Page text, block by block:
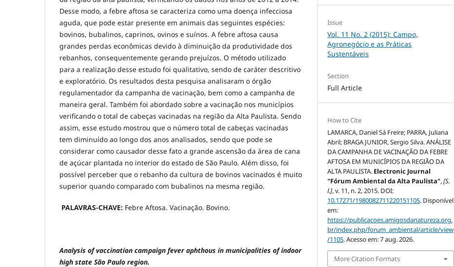
Desse modo, a febre aftosa se caracteriza como uma doença infecciosa
aguda, que pode estar presente em animais das seguintes espécies:
bovinos, bubalinos, caprinos, ovinos e suínos. A febre aftosa causa
grandes perdas econômicas devido à diminuição da produtividade dos
rebanhos, consequentemente gerando prejuízos. O método utilizado
para a realização desse estudo foi qualitativo, sendo de caráter descritivo
e exploratório. Os resultados desta pesquisa analisaram o órgão
regulamentador da campanha de vacinação, bem como a campanha de
maneira geral. Também foi abordado sobre a vacinação nos municípios
verificando o total de cabeças vacinadas na região da Alta Paulista. Sendo
assim, esse estudo mostrou que o número total de cabeças vacinadas
tem diminuído ao longo dos anos analisados, sendo que pode se
considerar como causador desse fato a grande ascensão da área de cana
de açúcar plantada no interior do estado de São Paulo. Além disso, foi
possível perceber que o rebanho da cultura de bovinos vacinados é muito
superior quando comparado com bubalinos na mesma região.
PALAVRAS-CHAVE: Febre Aftosa. Vacinação. Bovino.
Analysis of vaccination campaign fever aphthous in municipalities of indoor
high state São Paulo region.
Issue
Vol. 11 No. 2 (2015): Campo,
Agronegócio e as Práticas
Sustentáveis
Section
Full Article
How to Cite
LAMARCA, Daniel Sá Freire; PARRA, Juliana
Abril; BRAGA JUNIOR, Sergio Silva. ANÁLISE
DA CAMPANHA DE VACINAÇÃO DA FEBRE
AFTOSA EM MUNICÍPIOS DA REGIÃO DA
ALTA PAULISTA. Electronic Journal
"Fórum Ambiental da Alta Paulista",[S.
l.], v. 11, n. 2, 2015. DOI:
10.17271/1980082711220151105. Disponível
em:
https://publicacoes.amigosdanatureza.org.
br/index.php/forum_ambiental/article/view
/1105. Acesso em: 7 aug. 2026.
More Citation Formats